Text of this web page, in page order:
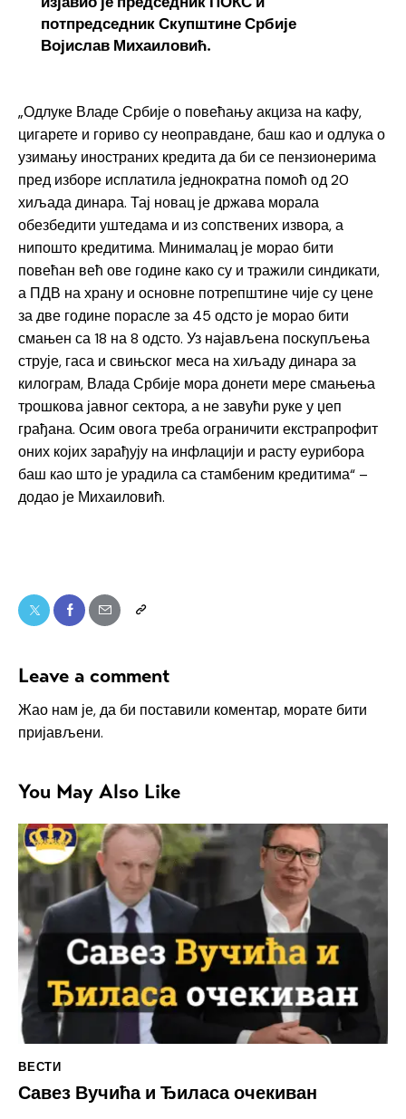
потпредседник Скупштине Србије
Војислав Михаиловић.
„Одлуке Владе Србије о повећању акциза на кафу,
цигарете и гориво су неоправдане, баш као и одлука о
узимању иностраних кредита да би се пензионерима
пред изборе исплатила једнократна помоћ од 20
хиљада динара. Тај новац је држава морала
обезбедити уштедама и из сопствених извора, а
нипошто кредитима. Минималац је морао бити
повећан већ ове године како су и тражили синдикати,
а ПДВ на храну и основне потрепштине чије су цене
за две године порасле за 45 одсто је морао бити
смањен са 18 на 8 одсто. Уз најављена поскупљења
струје, гаса и свињског меса на хиљаду динара за
килограм, Влада Србије мора донети мере смањења
трошкова јавног сектора, а не завући руке у џеп
грађана. Осим овога треба ограничити екстрапрофит
оних којих зарађују на инфлацији и расту еурибора
баш као што је урадила са стамбеним кредитима“ –
додао је Михаиловић.
Leave a comment
Жао нам је, да би поставили коментар, морате бити
пријављени.
You May Also Like
ВЕСТИ
Савез Вучића и Ђиласа очекиван